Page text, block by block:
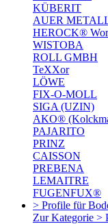
KÜBERIT
AUER
HEROCK®
WISTOBA
ROLL GMBH
TeXXor
LÖWE
FIX-O-MOLL
SIGA (UZIN)
AKO®
PAJARITO
PRINZ
CAISSON
PREBENA
LEMAITRE
FUGENFUX®
> Profile für
Zur Kategorie >